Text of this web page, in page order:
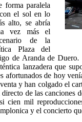
forma paralela
el sol en lo
alto, se abría
vez más el
de la
Plaza del
de Aranda de
lanzadera que
afortunados de hoy
y han colgado el
directo de las canciones
cien mil
y el concierto